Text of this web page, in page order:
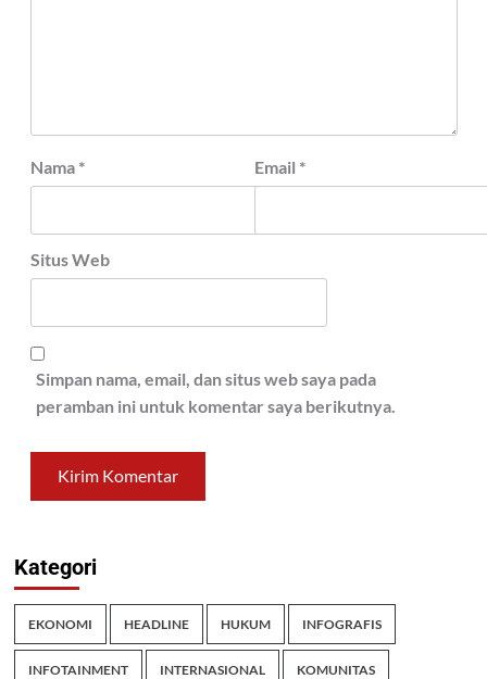
Nama * Email *
Situs Web
Simpan nama, email, dan situs web saya pada
peramban ini untuk komentar saya berikutnya.
Kategori
EKONOMI HEADLINE HUKUM INFOGRAFIS
INFOTAINMENT INTERNASIONAL KOMUNITAS